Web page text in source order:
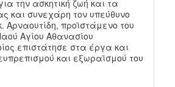
την ασκητική ζωή και τα
και συνεχάρη τον υπεύθυνο
Αρναουτίδη, προϊστάμενο του
Αγίου Αθανασίου
επιστάτησε στα έργα και
και εξωραϊσμού του